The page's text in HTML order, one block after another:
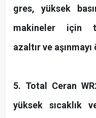
gres, yüksek
makineler için
azaltır ve aşınmayı
5. Total Ceran
yüksek sıcaklık